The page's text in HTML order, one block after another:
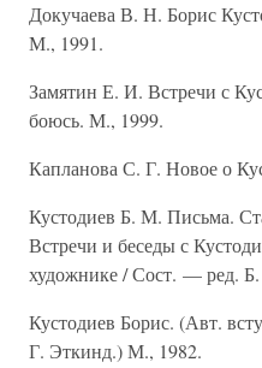
Докучаева В. Н. Борис
М., 1991.
Замятин Е. И. Встречи с
боюсь. М., 1999.
Капланова С. Г. Новое о
Кустодиев Б. М. Письма.
Встречи и беседы с
художнике / Сост. — ред.
Кустодиев Борис. (Авт.
Г. Эткинд.) М., 1982.